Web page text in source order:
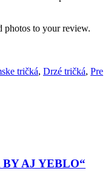
photos to your review.
tričká, Drzé tričká, Pre
BY AJ YEBLO“